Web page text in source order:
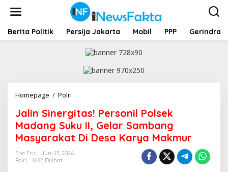
t
Berita Politik Persija Jakarta Mobil PPP Gerindra
Homepage / Polri
l
i
n
S
i
Jalin Sinergitas! Personil Polsek
Madang Suku II, Gelar Sambang
Masyarakat Di Desa Karya Makmur
Eric Eric
Juni 13, 2026
Polri
1662 Dilihat